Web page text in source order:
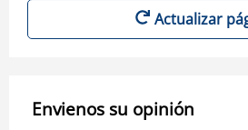
Actualizar
Envienos su opinión